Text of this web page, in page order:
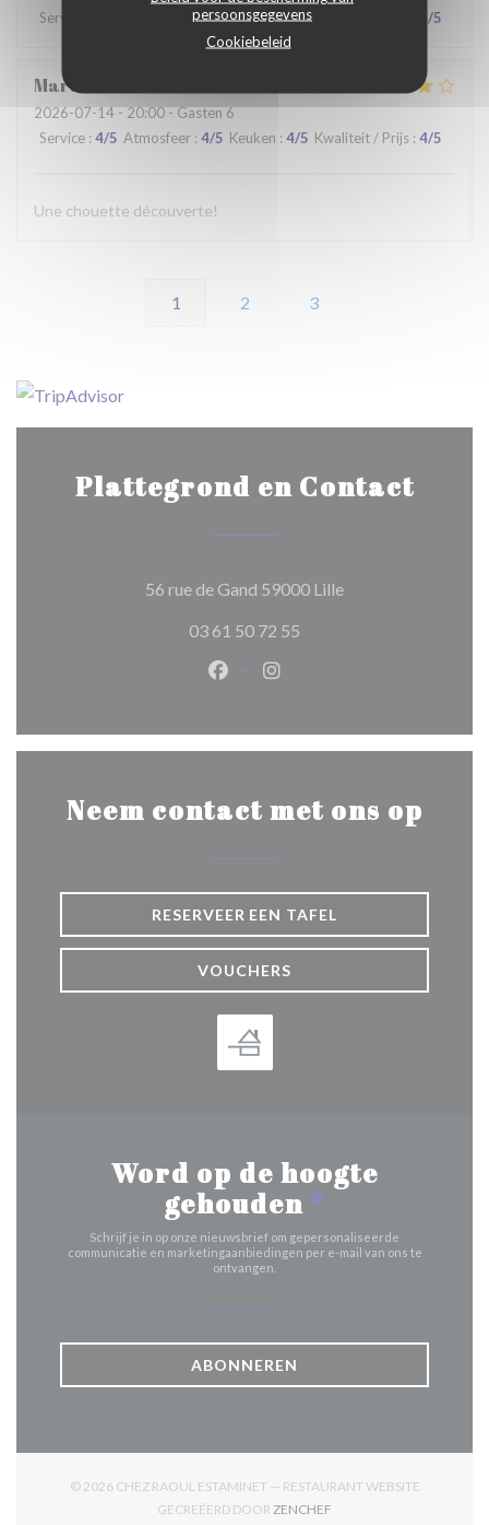
persoonsgegevens
Cookiebeleid
Service
:5/5 Keuken:5/5 /5
Martine
2026-07-14- 20:00 - Gasten 6
Service : 4/5 Atmosfeer : 4/5 Keuken : 4/5 Kwaliteit / Prijs : 4/5
Une chouette découverte!
1 2 3
Plattegrond en Contact
56 rue de Gand 59000 Lille((opent in een
03 61 50 72 55
Facebook ((opent in een nieuw
Instagram ((opent in een
Neem contact met ons op
RESERVEER EEN TAFEL
VOUCHERS
Word op de hoogte
gehouden *
Schrijf je in op onze nieuwsbrief om gepersonaliseerde
communicatie en marketingaanbiedingen per e-mail van ons te
ontvangen.
ABONNEREN
© 2026 CHEZ RAOUL ESTAMINET — RESTAURANT WEBSITE
GECREËERD DOOR ZENCHEF